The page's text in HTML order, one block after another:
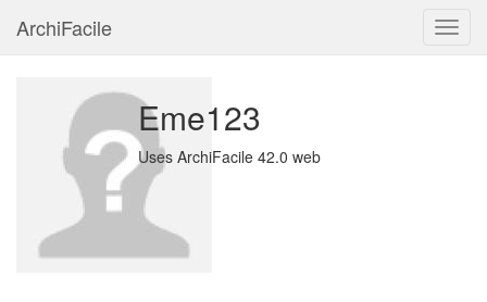
ArchiFacile
Eme123
Uses ArchiFacile 42.0 web